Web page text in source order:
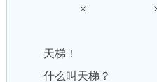
×
天梯！
什么叫天梯？